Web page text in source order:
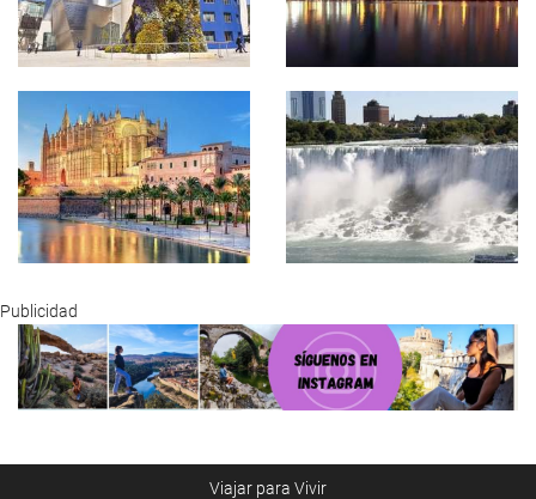
Publicidad
Viajar para Vivir